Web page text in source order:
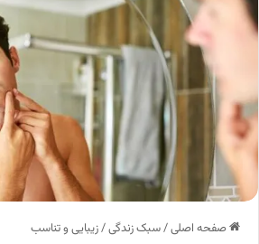
صفحه اصلی/سبک زندگی/زیبایی و تناسب